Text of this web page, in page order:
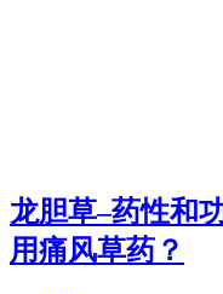
龙胆草–药性和
用痛风草药？